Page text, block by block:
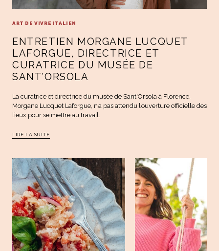
ART DE VIVRE ITALIEN
ENTRETIEN MORGANE LUCQUET
LAFORGUE, DIRECTRICE ET
CURATRICE DU MUSÉE DE
SANT’ORSOLA
La curatrice et directrice du musée de Sant'Orsola à Florence,
Morgane Lucquet Laforgue, n’a pas attendu l’ouverture officielle des
lieux pour se mettre au travail.
LIRE LA SUITE